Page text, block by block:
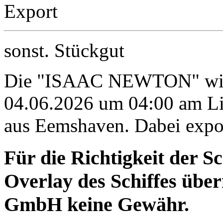
Export
sonst. Stückgut
Die "ISAAC NEWTON"
04.06.2026 um 04:00 am
aus Eemshaven. Dabei
Für die Richtigkeit der
Overlay des Schiffes
GmbH keine Gewähr.